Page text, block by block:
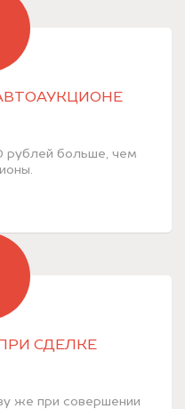
рублей больше, чем
СДЕЛКЕ
же при совершении